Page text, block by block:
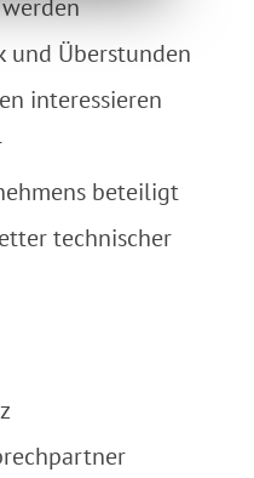
und Überstunden
interessieren
beteiligt
technischer